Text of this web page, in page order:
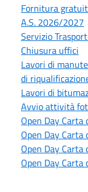
Fornitura
A.S. 2026/2027
Servizio
Chiusura uffici
Lavori di
di
Lavori di
Avvio attività
Open Day
Open Day
Open Day
Open Day